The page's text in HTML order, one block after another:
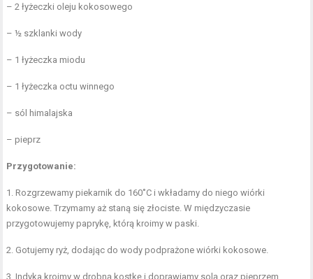
– 2 łyżeczki oleju kokosowego
– ½ szklanki wody
– 1 łyżeczka miodu
– 1 łyżeczka octu winnego
– sól himalajska
– pieprz
Przygotowanie:
1. Rozgrzewamy piekarnik do 160˚C i wkładamy do niego wiórki
kokosowe. Trzymamy aż staną się złociste. W międzyczasie
przygotowujemy paprykę, którą kroimy w paski.
2. Gotujemy ryż, dodając do wody podprażone wiórki kokosowe.
3. Indyka kroimy w drobną kostkę i doprawiamy solą oraz pieprzem.